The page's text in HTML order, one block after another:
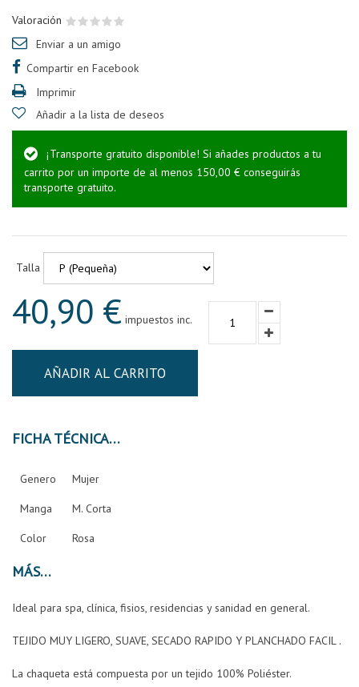
Valoración
Enviar a un amigo
Compartir en Facebook
Imprimir
Añadir a la lista de deseos
¡Transporte gratuito disponible! Si añades productos a tu
carrito por un importe de al menos 150,00 € conseguirás
transporte gratuito.
Talla
40,90 € impuestos inc.
AÑADIR AL CARRITO
FICHA TÉCNICA
Genero Mujer
Manga M. Corta
Color Rosa
MÁS
Ideal para spa, clínica, fisios, residencias y sanidad en general.
TEJIDO MUY LIGERO, SUAVE, SECADO RAPIDO Y PLANCHADO FACIL .
La chaqueta está compuesta por un tejido 100% Poliéster.